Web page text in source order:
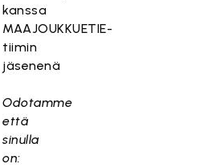
kanssa
MAAJOUKKUETIE-
tiimin
jäsenenä
Odotamme
että
sinulla
on: